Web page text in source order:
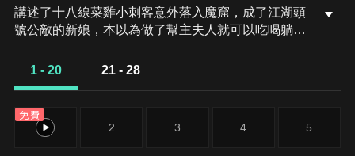
講述了十八線菜雞小刺客意外落入魔窟，成了江湖頭
號公敵的新娘，本以為做了幫主夫人就可以吃喝躺
四伏的江湖風雲，後有腹黑魔頭夫君虎視眈眈，現在
1 - 20 21 - 28
免費
1 2 3 4 5